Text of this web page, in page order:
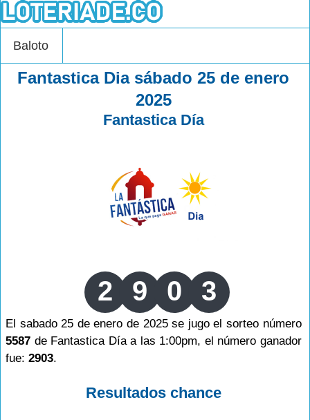
Baloto
Fantastica Dia sábado 25 de enero
2025
Fantastica Día
2 9 0 3
El sabado 25 de enero de 2025 se jugo el sorteo número
5587 de Fantastica Día a las 1:00pm, el número ganador
fue: 2903.
Resultados chance